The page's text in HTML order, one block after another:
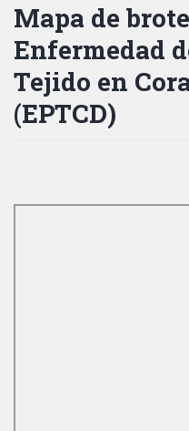
Mapa de
Enfermedad
Tejido en
(EPTCD)